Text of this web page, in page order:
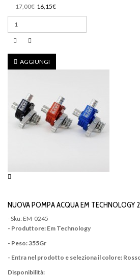
17,00€ 16,15€
AGGIUNGI
NUOVA POMPA ACQUA EM TECHNOLOGY
- Sku: EM-0245
- Produttore: Em Technology
- Peso: 355Gr
- Entra nel prodotto e seleziona il colore:
Disponibilità: